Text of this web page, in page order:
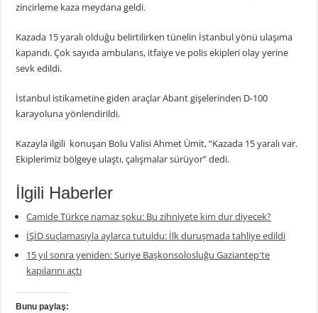
zincirleme kaza meydana geldi.
Kazada 15 yaralı olduğu belirtilirken tünelin İstanbul yönü ulaşıma
kapandı. Çok sayıda ambulans, itfaiye ve polis ekipleri olay yerine
sevk edildi.
İstanbul istikametine giden araçlar Abant gişelerinden D-100
karayoluna yönlendirildi.
Kazayla ilgili konuşan Bolu Valisi Ahmet Ümit, “Kazada 15 yaralı var.
Ekiplerimiz bölgeye ulaştı, çalışmalar sürüyor” dedi.
İlgili Haberler
Camide Türkçe namaz şoku: Bu zihniyete kim dur diyecek?
İŞİD suçlamasıyla aylarca tutuldu: İlk duruşmada tahliye edildi
15 yıl sonra yeniden: Suriye Başkonsolosluğu Gaziantep'te
kapılarını açtı
Bunu paylaş: